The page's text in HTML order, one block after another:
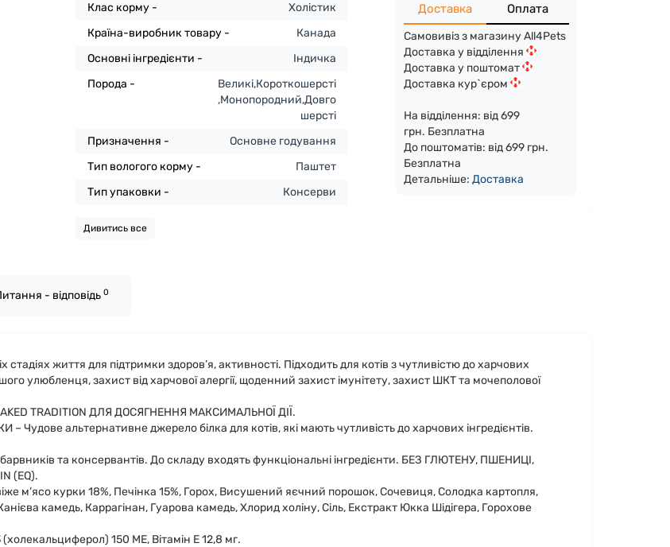
Клас корму -
Холістик
Країна-виробник товару -
Канада
Основні інгредієнти -
Індичка
Порода -
Великі,Короткошерсті
,Монопородний,Довго
шерсті
Призначення -
Основне годування
Тип вологого корму -
Паштет
Тип упаковки -
Консерви
Дивитись все
Доставка Оплата
Самовивіз з магазину All4Pets
Доставка у відділення
Доставка у поштомат
Доставка кур`єром
На відділення: від 699
грн. Безплатна
До поштоматів: від 699 грн.
Безплатна
Детальніше:Доставка
- відповідь 0
стадіях життя для підтримки здоров’я, активності. Підходить для котів з чутливістю до харчових
улюбленця, захист від харчової алергії, щоденний захист імунітету, захист ШКТ та мочеполової
TRADITION ДЛЯ ДОСЯГНЕННЯ МАКСИМАЛЬНОЇ ДІЇ.
Чудове альтернативне джерело білка для котів, які мають чутливість до харчових інгредієнтів.
та консервантів. До складу входять функціональні інгредієнти. БЕЗ ГЛЮТЕНУ, ПШЕНИЦІ,
(EQ).
м’ясо курки 18%, Печінка 15%, Горох, Висушений яєчний порошок, Сочевиця, Солодка картопля,
камедь, Каррагінан, Гуарова камедь, Хлорид холіну, Сіль, Екстракт Юкка Шідігера, Горохове
150 МЕ, Вітамін Е 12,8 мг.